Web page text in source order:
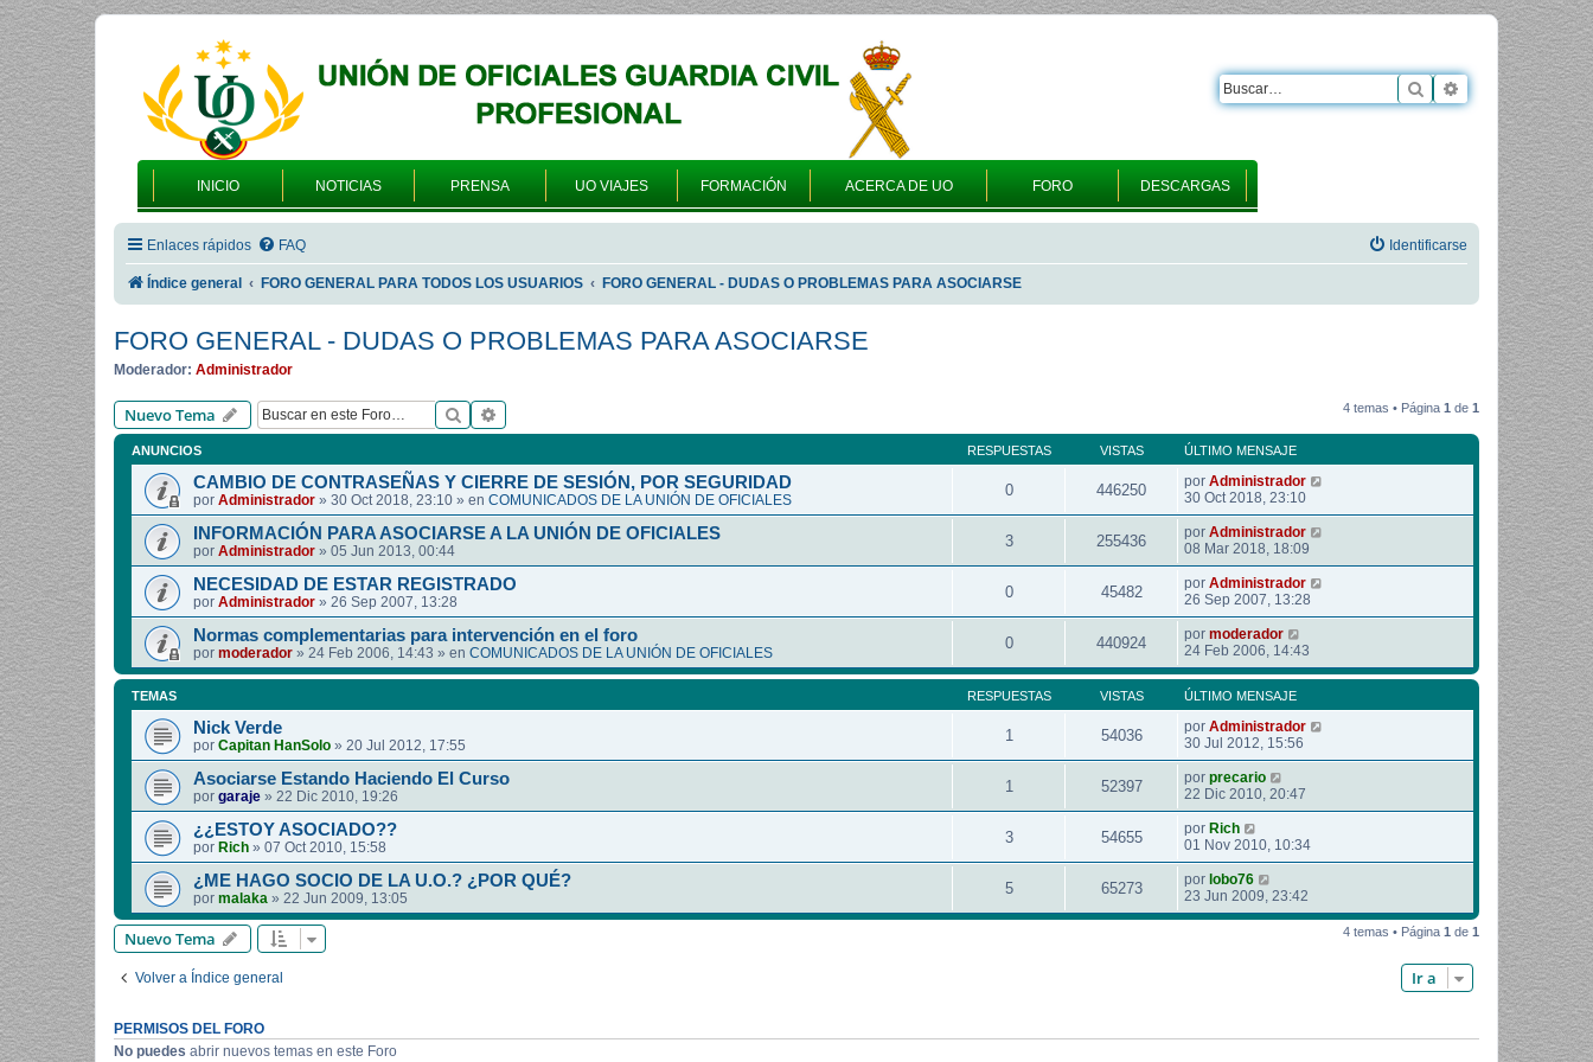
INICIO NOTICIAS PRENSA UO VIAJES FORMACIÓN ACERCA DE UO FORO DESCARGAS
Buscar Búsqueda
Enlaces rápidos FAQ Identificarse
Índice general FORO GENERAL PARA TODOS LOS USUARIOS FORO GENERAL - DUDAS O PROBLEMAS PARA ASOCIARSE
FORO GENERAL - DUDAS O PROBLEMAS PARA ASOCIARSE
Moderador: Administrador
Nuevo Tema Buscar 4 temas • Página 1 de 1
ANUNCIOS RESPUESTAS VISTAS ÚLTIMO MENSAJE
CAMBIO DE CONTRASEÑAS Y CIERRE DE SESIÓN, POR SEGURIDAD
por Administrador » 30 Oct 2018, 23:10 » en COMUNICADOS DE LA UNIÓN DE OFICIALES
0 446250 por Administrador
30 Oct 2018, 23:10
INFORMACIÓN PARA ASOCIARSE A LA UNIÓN DE OFICIALES
por Administrador » 05 Jun 2013, 00:44
3 255436 por Administrador
08 Mar 2018, 18:09
NECESIDAD DE ESTAR REGISTRADO
por Administrador » 26 Sep 2007, 13:28
0 45482 por Administrador
26 Sep 2007, 13:28
Normas complementarias para intervención en el foro
por moderador » 24 Feb 2006, 14:43 » en COMUNICADOS DE LA UNIÓN DE OFICIALES
0 440924 por moderador
24 Feb 2006, 14:43
TEMAS RESPUESTAS VISTAS ÚLTIMO MENSAJE
Nick Verde
por Capitan HanSolo » 20 Jul 2012, 17:55
1 54036 por Administrador
30 Jul 2012, 15:56
Asociarse Estando Haciendo El Curso
por garaje » 22 Dic 2010, 19:26
1 52397 por precario
22 Dic 2010, 20:47
¿¿ESTOY ASOCIADO??
por Rich » 07 Oct 2010, 15:58
3 54655 por Rich
01 Nov 2010, 10:34
¿ME HAGO SOCIO DE LA U.O.? ¿POR QUÉ?
por malaka » 22 Jun 2009, 13:05
5 65273 por lobo76
23 Jun 2009, 23:42
Nuevo Tema 4 temas • Página 1 de 1
Volver a Índice general Ir a
PERMISOS DEL FORO
No puedes abrir nuevos temas en este Foro